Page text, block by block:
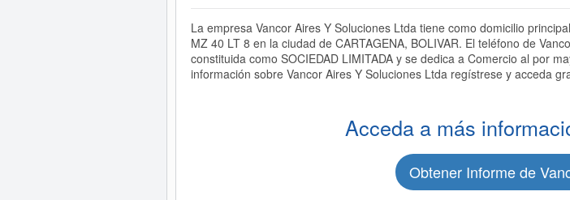
La empresa Vancor Aires Y Soluciones Ltda tiene como domicilio
MZ 40 LT 8 en la ciudad de CARTAGENA, BOLIVAR. El teléfono de
constituida como SOCIEDAD LIMITADA y se dedica a Comercio al por
información sobre Vancor Aires Y Soluciones Ltda regístrese y acceda
Acceda a más
Obtener Informe de